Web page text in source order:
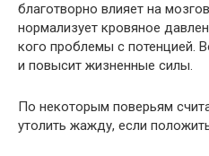
благотворно влияет на
нормализует кровяное
кого проблемы с потенцией.
и повысит жизненные силы.
По некоторым поверьям
утолить жажду, если